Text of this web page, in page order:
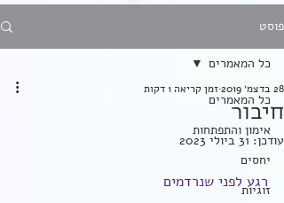
פוסט
כל המאמרים
אימון והתפתחות
יחסים
זוגיות
כל המאמרים
חיבור
28 בדצמ׳ 2019 זמן קריאה 1 דקות
עודכן: 31 ביולי 2023
רגע לפני שנרדמים